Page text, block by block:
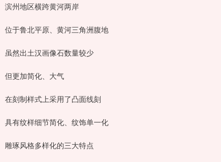
滨州地区横跨黄河两岸
位于鲁北平原、黄河三角洲腹地
虽然出土汉画像石数量较少
但更加简化、大气
在刻制样式上采用了凸面线刻
具有纹样细节简化、纹饰单一化
雕琢风格多样化的三大特点